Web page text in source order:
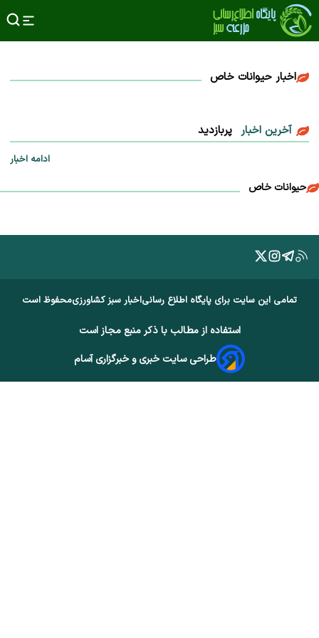
اخبار حیوانات خاص
آخرین اخبار پربازدید
ادامه اخبار
حیوانات خاص
تمامی این سایت برای پایگاه اطلاع رسانیاخبار سبز کشاورزیمحفوظ است
استفاده از مطالب با ذکر منبع مجاز است
طراحی سایت خبری و خبرگزاری آسام